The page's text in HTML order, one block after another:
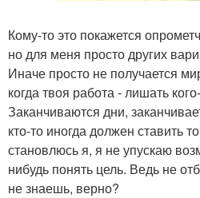
Кому-то это покажется
но для меня просто других
Иначе просто не получается
когда твоя работа - лишать
Заканчиваются дни,
кто-то иногда должен ставить
становлюсь я, я не упускаю
нибудь понять цель. Ведь не
не знаешь, верно?